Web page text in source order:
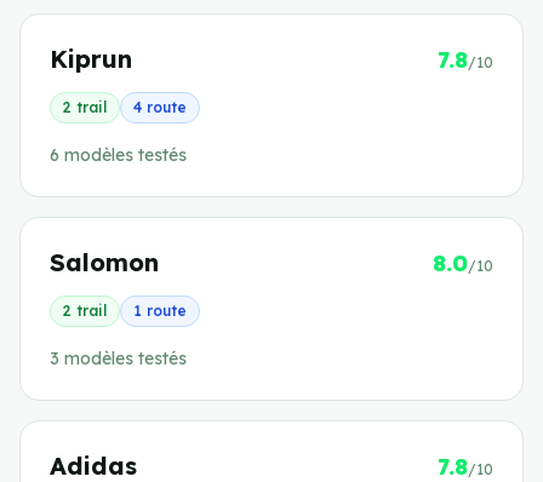
Kiprun 7.8/10
2 trail 4 route
6 modèles testés
Salomon 8.0/10
2 trail 1 route
3 modèles testés
Adidas 7.8/10